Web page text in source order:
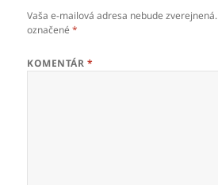
Vaša e-mailová adresa nebude zverejnená.
označené*
KOMENTÁR *